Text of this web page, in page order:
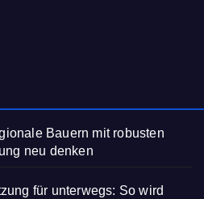
Bauern mit robusten
neu denken
für unterwegs: So wird